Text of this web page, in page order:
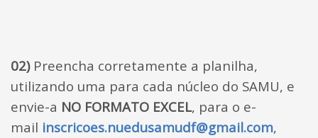
02)Preencha corretamente a planilha,
utilizando uma para cada núcleo do SAMU, e
envie-a NO FORMATO EXCEL, para o e-
mail inscricoes.nuedusamudf@gmail.com,